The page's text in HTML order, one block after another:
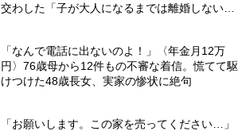
交わした「子が大人になるまでは離婚しない」
「なんで電話に出ないのよ！」〈年金月12万
円〉76歳母から12件もの不審な着信。慌てて駆
けつけた48歳長女、実家の惨状に絶句
「お願いします。この家を売ってください…」